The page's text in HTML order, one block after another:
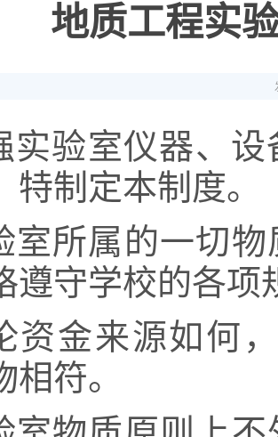
地质工程实
实验室仪器、
特制定本制度。
室所属的一切
遵守学校的各项
资金来源如何
符。